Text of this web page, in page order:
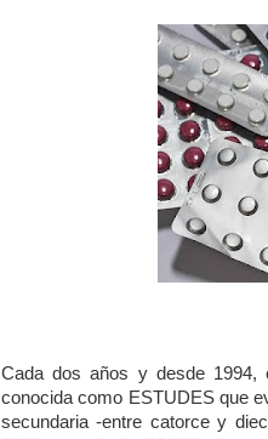
Cada dos años y desde 1994,
conocida como ESTUDES que
secundaria -entre catorce y